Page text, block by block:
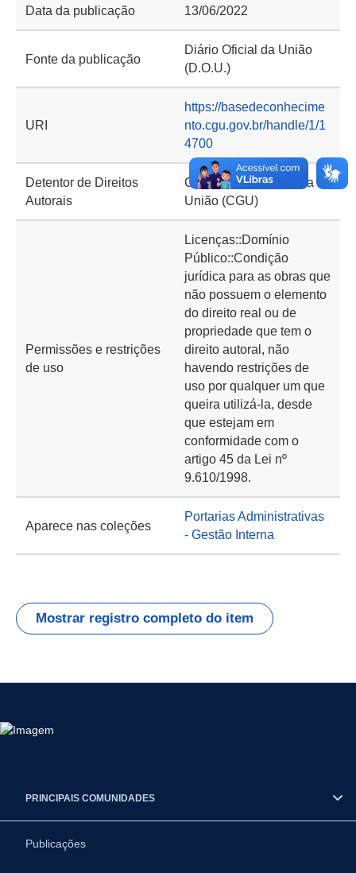
Data da publicação 13/06/2022
Fonte da publicação
Diário Oficial da União
(D.O.U.)
URI
https://basedeconhecime
nto.cgu.gov.br/handle/1/1
4700
Detentor de Direitos
Autorais
Controladoria-Geral da
União (CGU)
Permissões e restrições
de uso
Licenças::Domínio
Público::Condição
jurídica para as obras que
não possuem o elemento
do direito real ou de
propriedade que tem o
direito autoral, não
havendo restrições de
uso por qualquer um que
queira utilizá-la, desde
que estejam em
conformidade com o
artigo 45 da Lei nº
9.610/1998.
Aparece nas coleções
Portarias Administrativas
- Gestão Interna
Mostrar registro completo do item
PRINCIPAIS COMUNIDADES
Publicações